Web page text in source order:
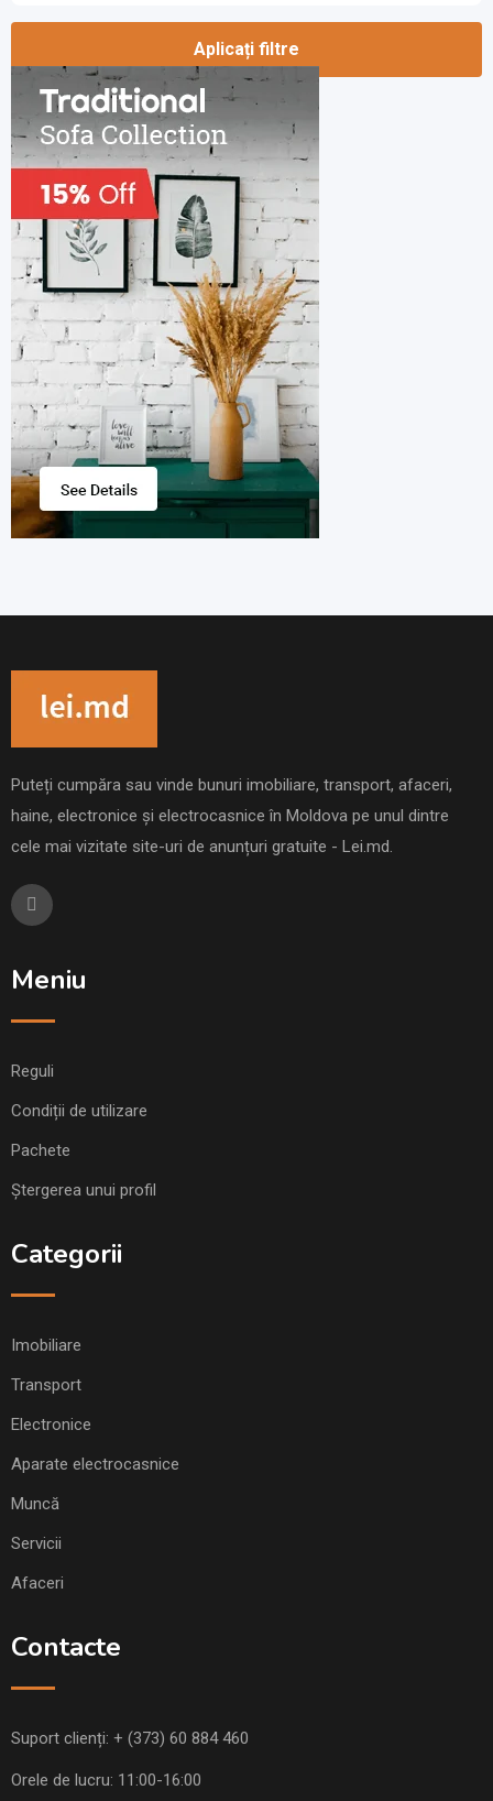
Aplicați filtre
Puteți cumpăra sau vinde bunuri imobiliare, transport, afaceri,
haine, electronice și electrocasnice în Moldova pe unul dintre
cele mai vizitate site-uri de anunțuri gratuite - Lei.md.
Meniu
Reguli
Condiții de utilizare
Pachete
Ștergerea unui profil
Categorii
Imobiliare
Transport
Electronice
Aparate electrocasnice
Muncă
Servicii
Afaceri
Contacte
Suport clienți: + (373) 60 884 460
Orele de lucru: 11:00-16:00